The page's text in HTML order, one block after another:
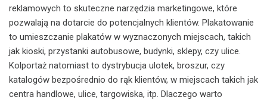
reklamowych to skuteczne narzędzia marketingowe, które
pozwalają na dotarcie do potencjalnych klientów. Plakatowanie
to umieszczanie plakatów w wyznaczonych miejscach, takich
jak kioski, przystanki autobusowe, budynki, sklepy, czy ulice.
Kolportaż natomiast to dystrybucja ulotek, broszur, czy
katalogów bezpośrednio do rąk klientów, w miejscach takich jak
centra handlowe, ulice, targowiska, itp. Dlaczego warto